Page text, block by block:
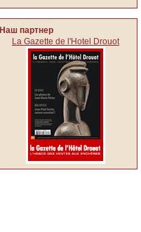
Наш партнер
La Gazette de l'Hotel Drouot